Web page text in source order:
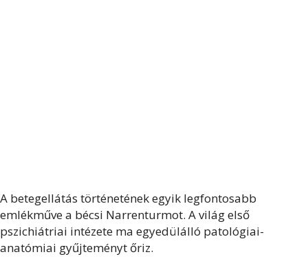
A betegellátás történetének egyik legfontosabb
emlékműve a bécsi Narrenturmot. A világ első
pszichiátriai intézete ma egyedülálló patológiai-
anatómiai gyűjteményt őriz.